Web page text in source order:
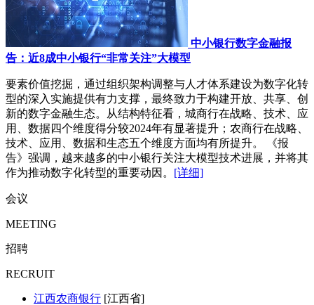
中小银行数字金融报
告：近8成中小银行“非常关注”大模型
要素价值挖掘，通过组织架构调整与人才体系建设为数字化转
型的深入实施提供有力支撑，最终致力于构建开放、共享、创
新的数字金融生态。从结构特征看，城商行在战略、技术、应
用、数据四个维度得分较2024年有显著提升；农商行在战略、
技术、应用、数据和生态五个维度方面均有所提升。 《报
告》强调，越来越多的中小银行关注大模型技术进展，并将其
作为推动数字化转型的重要动因。 [详细]
会议
MEETING
招聘
RECRUIT
江西农商银行 [江西省]